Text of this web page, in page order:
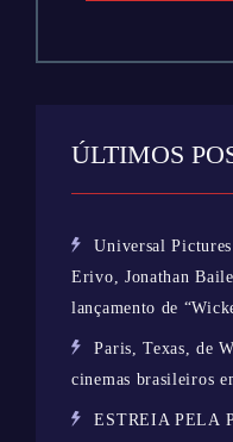
ÚLTIMOS
Universal
Erivo, Jonathan
lançamento de
Paris, Texas, de
cinemas brasileiros
ESTREIA PELA